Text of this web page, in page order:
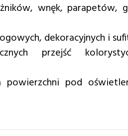
wnęk, parapetów,
dekoracyjnych i
przejść
powierzchni pod